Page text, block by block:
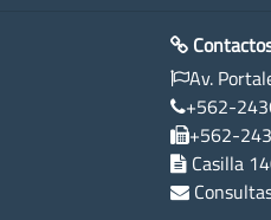
Av.
+562-
+562-
Casilla